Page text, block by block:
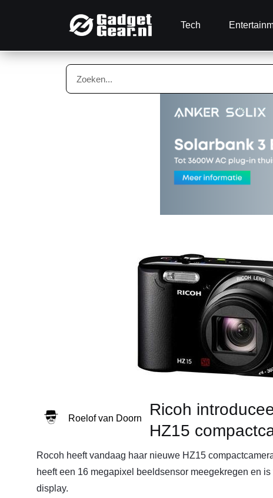
Tech
Roelof van Doorn
Ricoh
HZ15
Rocoh heeft vandaag haar nieuwe HZ15
heeft een 16 megapixel beeldsensor meegekregen en
display.